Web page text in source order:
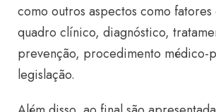
como outros aspectos como
quadro clínico, diagnóstico,
prevenção, procedimento médico-
legislação.